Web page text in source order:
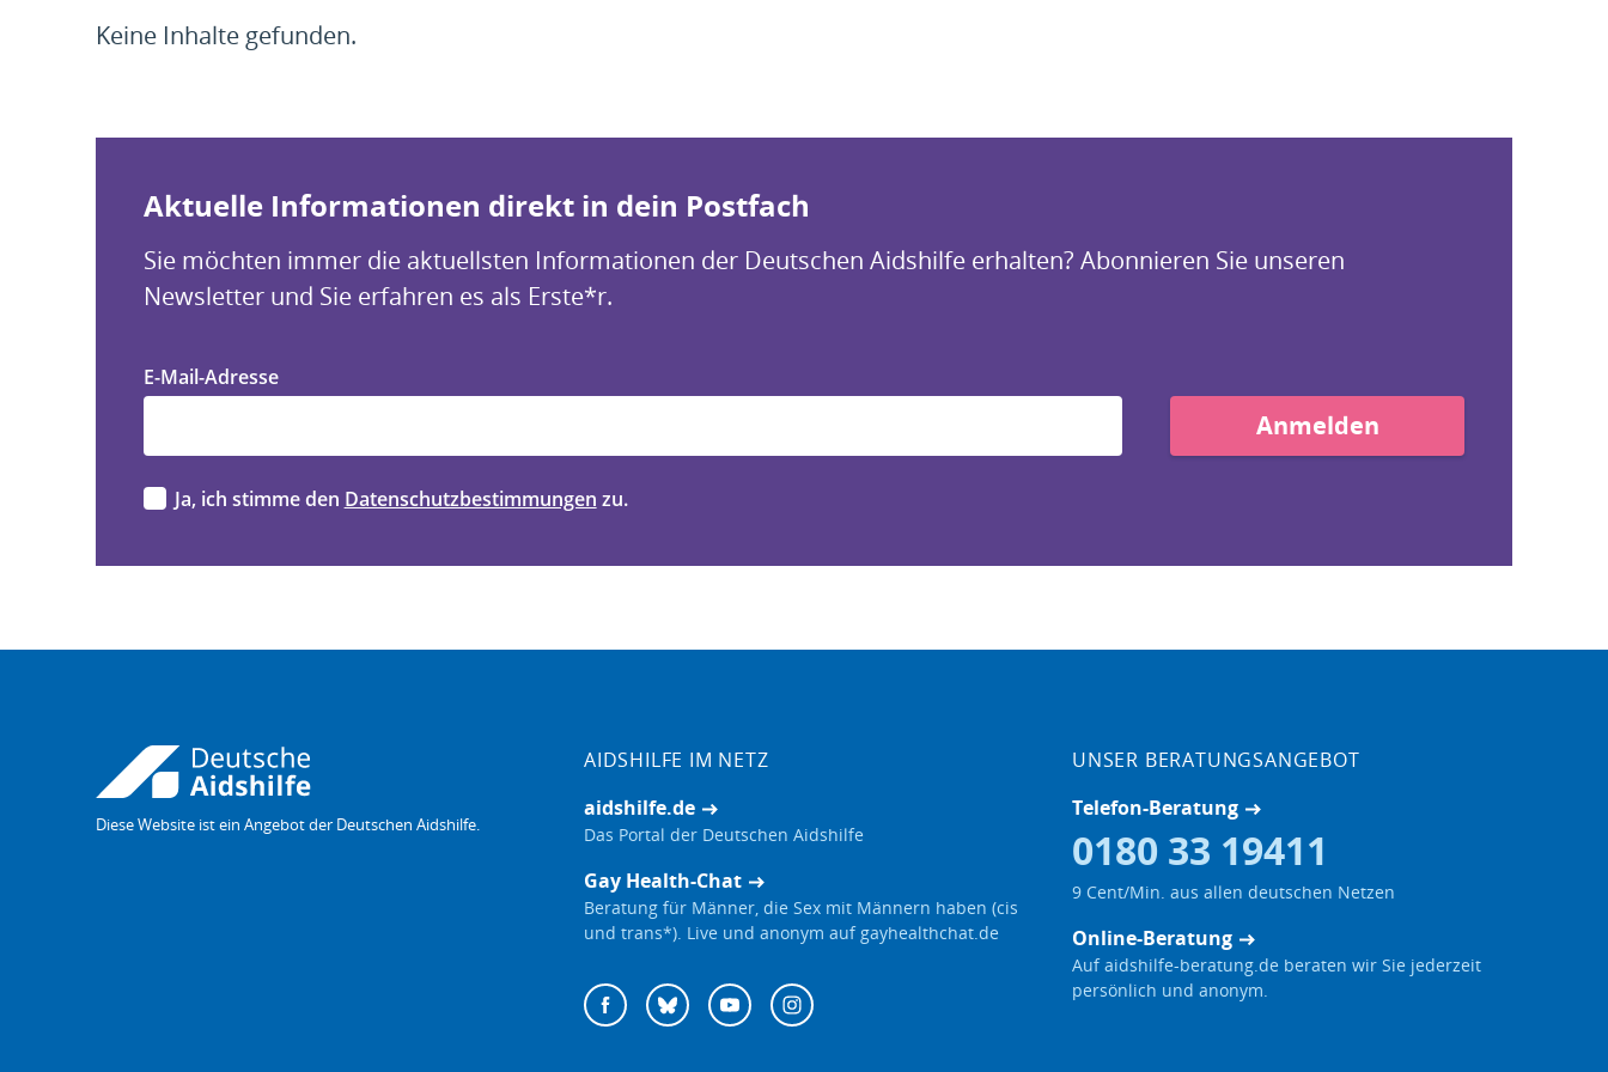
Keine Inhalte gefunden.
Aktuelle Informationen direkt in dein Postfach
Sie möchten immer die aktuellsten Informationen der Deutschen Aidshilfe erhalten? Abonnieren Sie unseren
Newsletter und Sie erfahren es als Erste*r.
E-Mail-Adresse
Ja, ich stimme den Datenschutzbestimmungen zu.
Anmelden
Diese Website ist ein Angebot der Deutschen Aidshilfe.
AIDSHILFE IM NETZ
aidshilfe.de
Das Portal der Deutschen Aidshilfe
Gay Health-Chat
Beratung für Männer, die Sex mit Männern haben (cis
und trans*). Live und anonym auf gayhealthchat.de
Deutsche
Aidshilfe
FacebookBlueskyYouTubeInstagram
UNSER BERATUNGSANGEBOT
Telefon-Beratung
0180 33 19411
9 Cent/Min. aus allen deutschen Netzen
Online-Beratung
Auf aidshilfe-beratung.de beraten wir Sie jederzeit
persönlich und anonym.